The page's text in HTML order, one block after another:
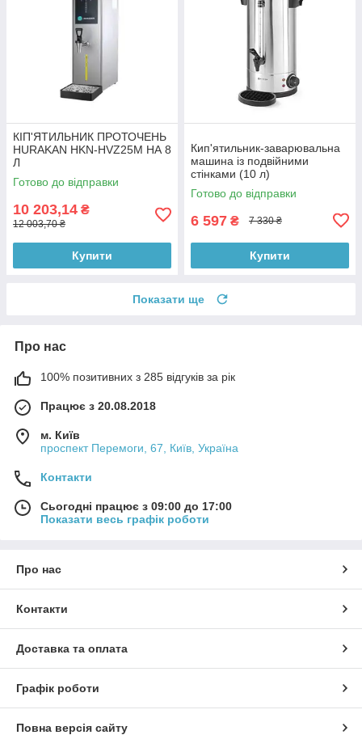
КІП'ЯТИЛЬНИК ПРОТОЧЕНЬ
HURAKAN HKN-HVZ25M НА 8
Л
Готово до відправки
10 203,14 ₴
12 003,70 ₴
Купити
Кип'ятильник-заварювальна
машина із подвійними
стінками (10 л)
Готово до відправки
6 597 ₴ 7 330 ₴
Купити
Показати ще
Про нас
100% позитивних з 285 відгуків за рік
Працює з 20.08.2018
м. Київ
проспект Перемоги, 67, Київ, Україна
Контакти
Сьогодні працює з 09:00 до 17:00
Показати весь графік роботи
Про нас
Контакти
Доставка та оплата
Графік роботи
Повна версія сайту